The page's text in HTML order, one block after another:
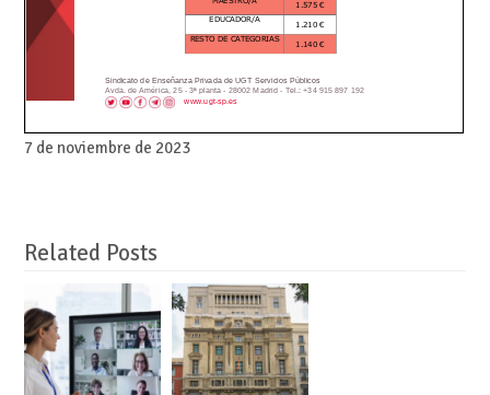
7 de noviembre de 2023
Related Posts